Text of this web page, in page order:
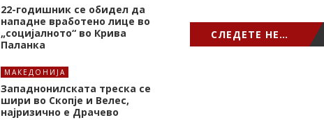
22-годишник се обидел да
нападне вработено лице во
„социјалното“ во Крива
Паланка
МАКЕДОНИЈА
Западнонилската треска се
шири во Скопје и Велес,
најризично е Драчево
СЛЕДЕТЕ НЕ…